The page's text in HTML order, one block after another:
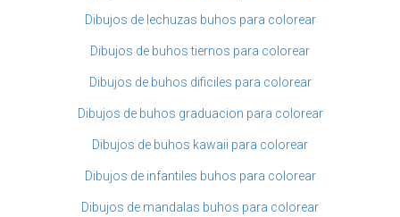
Dibujos de lechuzas buhos para colorear
Dibujos de buhos tiernos para colorear
Dibujos de buhos dificiles para colorear
Dibujos de buhos graduacion para colorear
Dibujos de buhos kawaii para colorear
Dibujos de infantiles buhos para colorear
Dibujos de mandalas buhos para colorear